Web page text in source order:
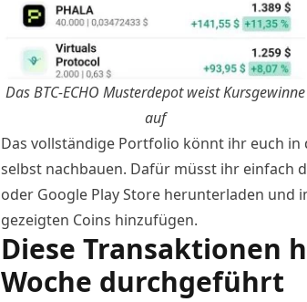
Das BTC-ECHO Musterdepot weist Kursgewinne
auf
Das vollständige Portfolio könnt ihr euch in
selbst nachbauen. Dafür müsst ihr einfach
oder Google Play Store herunterladen und
gezeigten Coins hinzufügen.
Diese Transaktionen
Woche durchgeführt